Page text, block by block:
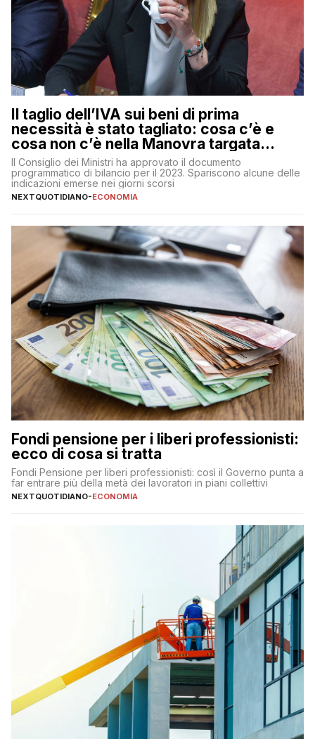
Il taglio dell’IVA sui beni di prima
necessità è stato tagliato: cosa c’è e
cosa non c’è nella Manovra targata
Meloni
Il Consiglio dei Ministri ha approvato il documento
programmatico di bilancio per il 2023. Spariscono alcune delle
indicazioni emerse nei giorni scorsi
NEXTQUOTIDIANO-ECONOMIA
Fondi pensione per i liberi professionisti:
ecco di cosa si tratta
Fondi Pensione per liberi professionisti: così il Governo punta a
far entrare più della metà dei lavoratori in piani collettivi
NEXTQUOTIDIANO-ECONOMIA